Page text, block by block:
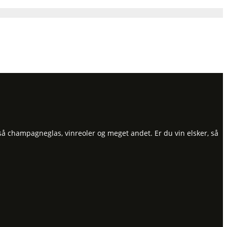
vinreoler og meget andet. Er du vin elsker, så